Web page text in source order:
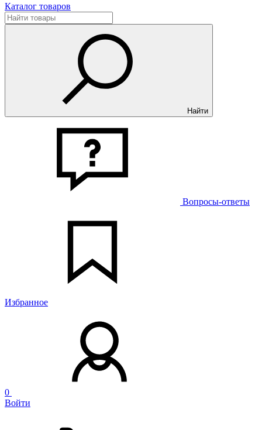
Каталог товаров
Найти
Вопросы-ответы
Избранное
0
Войти